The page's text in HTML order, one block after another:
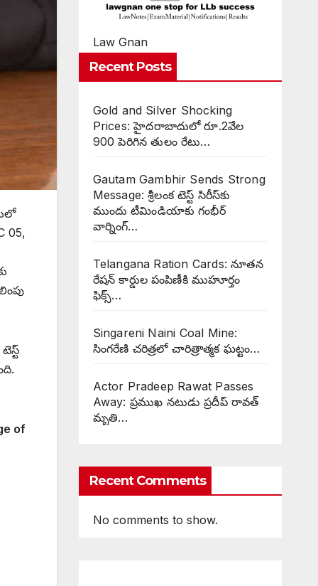
05,
of
Law Gnan
Recent Posts
Gold and Silver Shocking
Prices: హైదరాబాదులో రూ.2వేల
900 పెరిగిన తులం రేటు…
Gautam Gambhir Sends Strong
Message: శ్రీలంక టెస్ట్ సిరీస్‌కు
ముందు టీమిండియాకు గంభీర్
వార్నింగ్…
Telangana Ration Cards: నూతన
రేషన్ కార్డుల పంపిణీకి ముహూర్తం
ఫిక్స్‌…
Singareni Naini Coal Mine:
సింగరేణి చరిత్రలో చారిత్రాత్మక ఘట్టం…
Actor Pradeep Rawat Passes
Away: ప్రముఖ నటుడు ప్రదీప్ రావత్
మృతి…
Recent Comments
No comments to show.